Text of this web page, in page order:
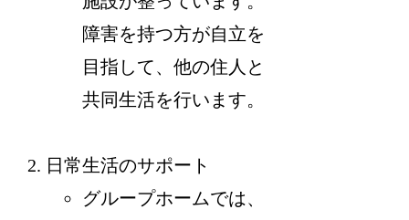
障害を持つ方が自立を
目指して、他の住人と
共同生活を行います。
日常生活のサポート
グループホームでは、